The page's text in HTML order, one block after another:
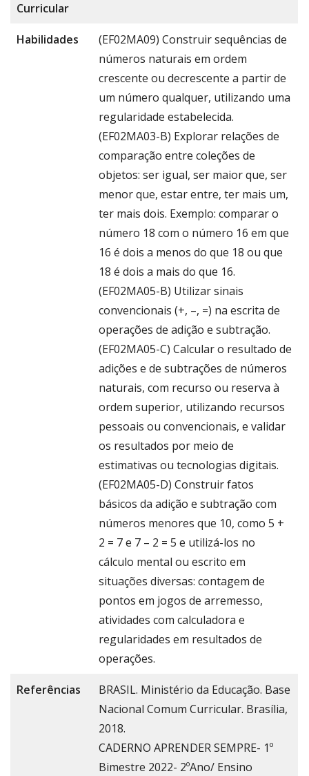
Curricular
Habilidades
(EF02MA09) Construir sequências de
números naturais em ordem
crescente ou decrescente a partir de
um número qualquer, utilizando uma
regularidade estabelecida.
(EF02MA03-B) Explorar relações de
comparação entre coleções de
objetos: ser igual, ser maior que, ser
menor que, estar entre, ter mais um,
ter mais dois. Exemplo: comparar o
número 18 com o número 16 em que
16 é dois a menos do que 18 ou que
18 é dois a mais do que 16.
(EF02MA05-B) Utilizar sinais
convencionais (+, –, =) na escrita de
operações de adição e subtração.
(EF02MA05-C) Calcular o resultado de
adições e de subtrações de números
naturais, com recurso ou reserva à
ordem superior, utilizando recursos
pessoais ou convencionais, e validar
os resultados por meio de
estimativas ou tecnologias digitais.
(EF02MA05-D) Construir fatos
básicos da adição e subtração com
números menores que 10, como 5 +
2 = 7 e 7 – 2 = 5 e utilizá-los no
cálculo mental ou escrito em
situações diversas: contagem de
pontos em jogos de arremesso,
atividades com calculadora e
regularidades em resultados de
operações.
Referências
BRASIL. Ministério da Educação. Base
Nacional Comum Curricular. Brasília,
2018.
CADERNO APRENDER SEMPRE- 1º
Bimestre 2022- 2ºAno/ Ensino